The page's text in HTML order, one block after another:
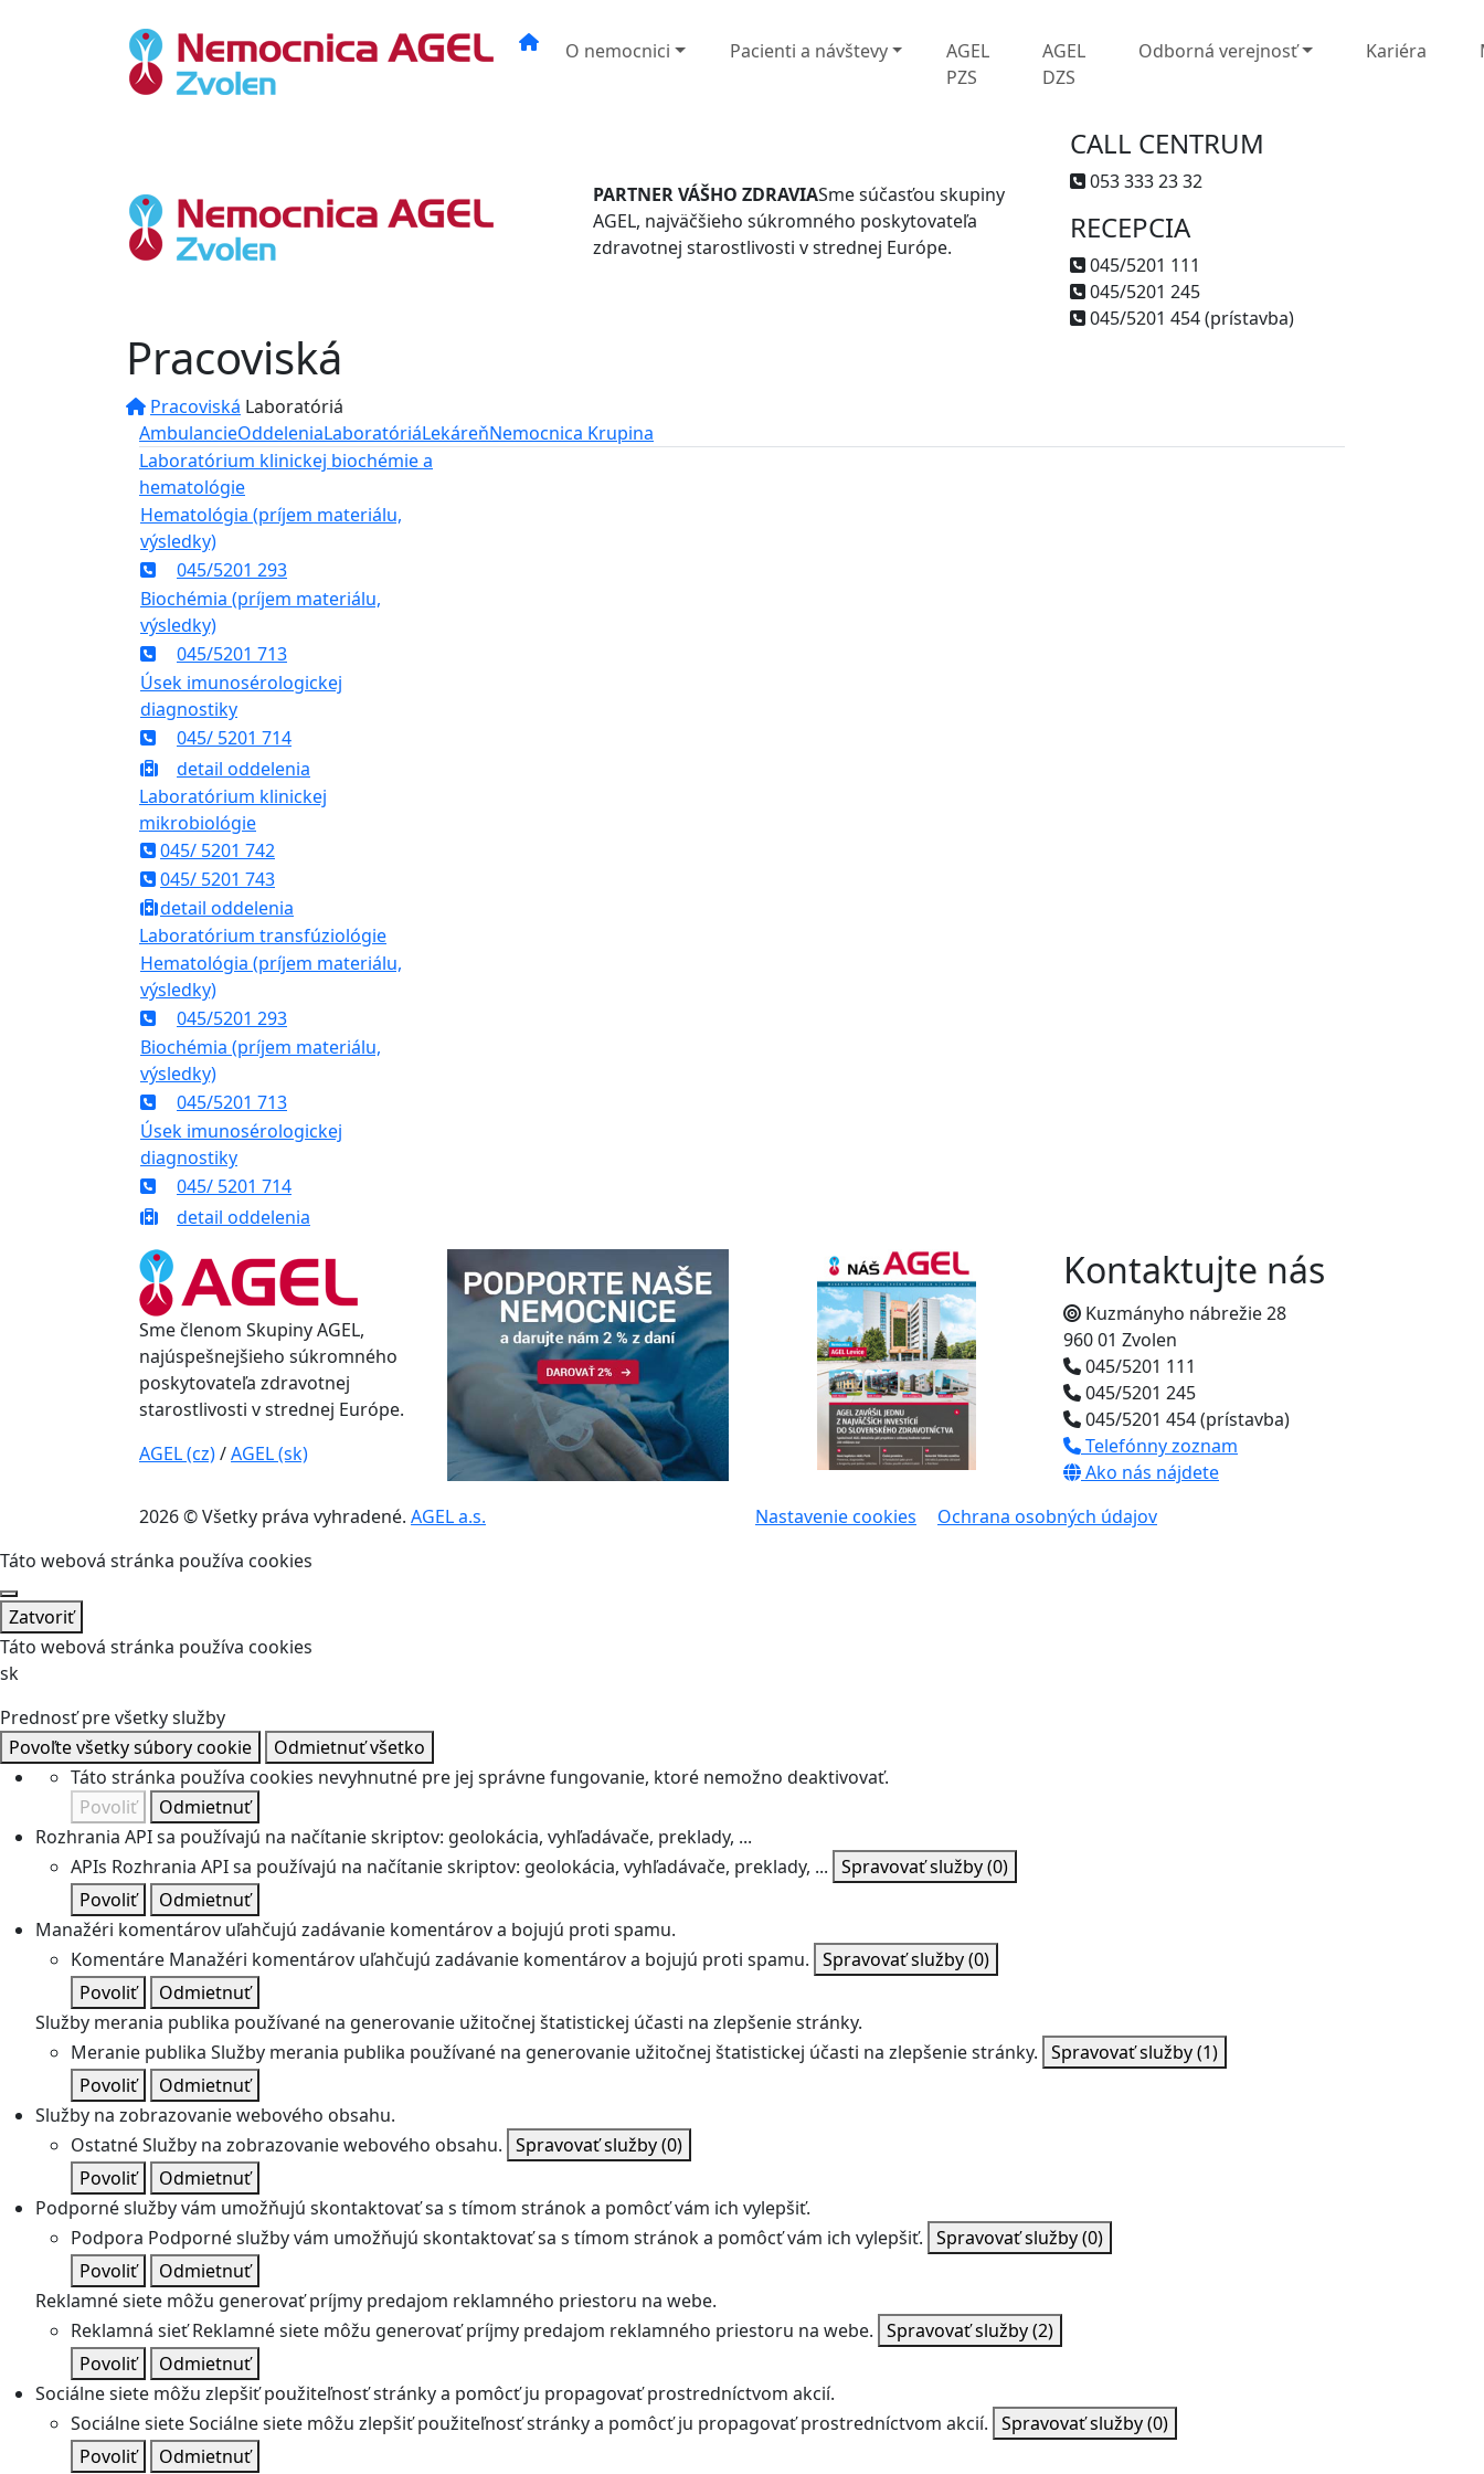
O nemocnici Pacienti a návštevy
AGEL
PZS
AGEL
DZS
Odborná verejnosť Kariéra
PARTNER VÁŠHO ZDRAVIASme súčasťou skupiny
AGEL, najväčšieho súkromného poskytovateľa
zdravotnej starostlivosti v strednej Európe.
CALL CENTRUM
053 333 23 32
RECEPCIA
045/5201 111
045/5201 245
045/5201 454 (prístavba)
Pracoviská
Pracoviská Laboratóriá
AmbulancieOddeleniaLaboratóriáLekáreňNemocnica Krupina
Laboratórium klinickej biochémie a
hematológie
Hematológia (príjem materiálu,
výsledky)
045/5201 293
Biochémia (príjem materiálu,
výsledky)
045/5201 713
Úsek imunosérologickej
diagnostiky
045/ 5201 714
detail oddelenia
Laboratórium klinickej
mikrobiológie
045/ 5201 742
045/ 5201 743
detail oddelenia
Laboratórium transfúziológie
Hematológia (príjem materiálu,
výsledky)
045/5201 293
Biochémia (príjem materiálu,
výsledky)
045/5201 713
Úsek imunosérologickej
diagnostiky
045/ 5201 714
detail oddelenia
Sme členom Skupiny AGEL,
najúspešnejšieho súkromného
poskytovateľa zdravotnej
starostlivosti v strednej Európe.
AGEL (cz)/AGEL (sk)
Kontaktujte nás
Kuzmányho nábrežie 28
960 01 Zvolen
045/5201 111
045/5201 245
045/5201 454 (prístavba)
Telefónny zoznam
Ako nás nájdete
2026 © Všetky práva vyhradené. AGEL a.s. Nastavenie cookies
Ochrana osobných údajov
Táto webová stránka používa cookies
Zatvoriť
Táto webová stránka používa cookies
sk
Prednosť pre všetky služby
Povoľte všetky súbory cookie
Odmietnuť všetko
Táto stránka používa cookies nevyhnutné pre jej správne fungovanie, ktoré nemožno deaktivovať.
Povoliť
Odmietnuť
Rozhrania API sa používajú na načítanie skriptov: geolokácia, vyhľadávače, preklady, ...
APIs Rozhrania API sa používajú na načítanie skriptov: geolokácia, vyhľadávače, preklady, ... Spravovať služby(0)
Povoliť
Odmietnuť
Manažéri komentárov uľahčujú zadávanie komentárov a bojujú proti spamu.
Komentáre Manažéri komentárov uľahčujú zadávanie komentárov a bojujú proti spamu. Spravovať služby(0)
Povoliť
Odmietnuť
Služby merania publika používané na generovanie užitočnej štatistickej účasti na zlepšenie stránky.
Meranie publika Služby merania publika používané na generovanie užitočnej štatistickej účasti na zlepšenie stránky. Spravovať služby(1)
Povoliť
Odmietnuť
Služby na zobrazovanie webového obsahu.
OstatnéSlužby na zobrazovanie webového obsahu. Spravovať služby(0)
Povoliť
Odmietnuť
Podporné služby vám umožňujú skontaktovať sa s tímom stránok a pomôcť vám ich vylepšiť.
Podpora Podporné služby vám umožňujú skontaktovať sa s tímom stránok a pomôcť vám ich vylepšiť. Spravovať služby(0)
Povoliť
Odmietnuť
Reklamné siete môžu generovať príjmy predajom reklamného priestoru na webe.
Reklamná sieť Reklamné siete môžu generovať príjmy predajom reklamného priestoru na webe. Spravovať služby(2)
Povoliť
Odmietnuť
Sociálne siete môžu zlepšiť použiteľnosť stránky a pomôcť ju propagovať prostredníctvom akcií.
Sociálne sieteSociálne siete môžu zlepšiť použiteľnosť stránky a pomôcť ju propagovať prostredníctvom akcií. Spravovať služby(0)
Povoliť
Odmietnuť